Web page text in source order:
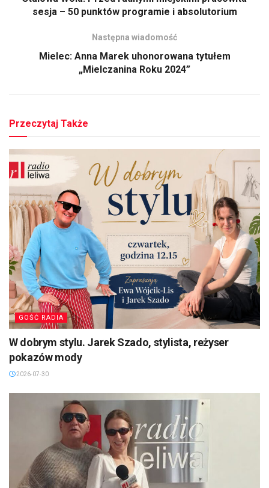
sesja – 50 punktów programie i absolutorium
Następna wiadomość
Mielec: Anna Marek uhonorowana tytułem
„Mielczanina Roku 2024”
Przeczytaj Także
GOŚĆ RADIA
W dobrym stylu. Jarek Szado, stylista, reżyser
pokazów mody
2026-07-30